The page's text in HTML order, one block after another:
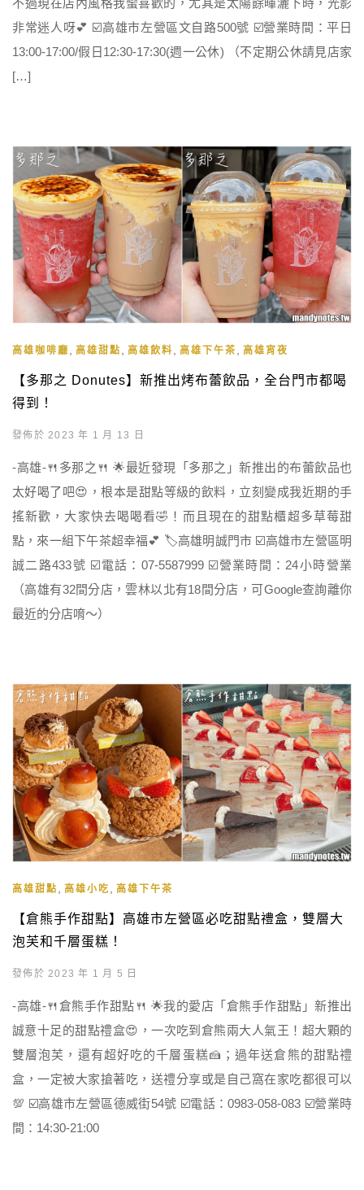
非常迷人呀💕 ☑️高雄市左營區文自路500號 ☑️營業時間：平日
13:00-17:00/假日12:30-17:30(週一公休) （不定期公休請見店家
[…]
高雄咖啡廳 , 高雄甜點 , 高雄飲料 , 高雄下午茶 , 高雄宵夜
【多那之 Donutes】新推出烤布蕾飲品，全台門市都喝
得到！
發佈於 2023 年 1 月 13 日
-高雄-🍴多那之🍴 🌟最近發現「多那之」新推出的布蕾飲品也
太好喝了吧😍，根本是甜點等級的飲料，立刻變成我近期的手
搖新歡，大家快去喝喝看🤣！而且現在的甜點櫃超多草莓甜
點，來一組下午茶超幸福💕 🏷高雄明誠門市 ☑️高雄市左營區明
誠二路433號 ☑️電話：07-5587999 ☑️營業時間：24小時營業
（高雄有32間分店，雲林以北有18間分店，可Google查詢離你
最近的分店唷～）
高雄甜點 高雄小吃 高雄下午茶
【倉熊手作甜點】高雄市左營區必吃甜點禮盒，雙層大
泡芙和千層蛋糕！
發佈於 2023 年 1 月 5 日
-高雄-🍴倉熊手作甜點🍴 🌟我的愛店「倉熊手作甜點」新推出
誠意十足的甜點禮盒😍，一次吃到倉熊兩大人氣王！超大顆的
雙層泡芙，還有超好吃的千層蛋糕🍰；過年送倉熊的甜點禮
盒，一定被大家搶著吃，送禮分享或是自己窩在家吃都很可以
💯 ☑️高雄市左營區德威街54號 ☑️電話：0983-058-083 ☑️營業時
間：14:30-21:00